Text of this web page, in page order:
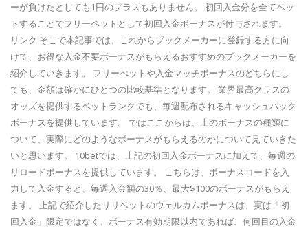
ーが負けたとしても1円のプラスもありません。 初回入金分を全てベッ
トすることでフリーベットとして初回入金ボーナスが付与されます。
リンク そこで本記事では、これからブックメーカーに登録する方に向
けて、お得な入金不要ボーナスがもらえるおすすめのブックメーカーを
紹介していきます。 フリーべットや入金マッチボーナスのどちらにし
ても、金額は確かにひとつの比較基準となります。 業界最高クラスの
オッズを提供するベットランクでも、毎週配布されるキャッシュバック
ボーナスを提供しています。 ではここからは、上のボーナスの種類に
ついて、実際にどのようなボーナスがもらえるのかについて見ていきた
いと思います。 10betでは、上記の初回入金ボーナスに加えて、毎週の
リロードボーナスを提供しています。 こちらは、ボーナスコードを入
力して入金すると、毎週入金額の30％、最大$100のボーナスがもらえ
ます。 上記で紹介したリリベットのウェルカムボーナスは、実は「初
回入金」限定ではなく、ボーナス有効期限以内であれば、何回目の入金